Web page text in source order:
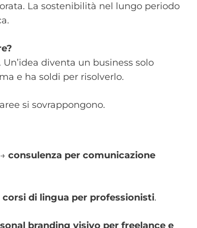
La sostenibilità nel lungo periodo
diventa un business solo
e ha soldi per risolverlo.
si sovrappongono.
consulenza per comunicazione
corsi di lingua per professionisti.
branding visivo per freelance e